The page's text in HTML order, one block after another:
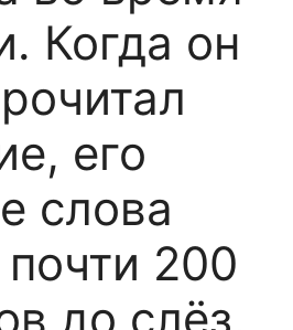
Когда он
его
слова
200
до слёз,